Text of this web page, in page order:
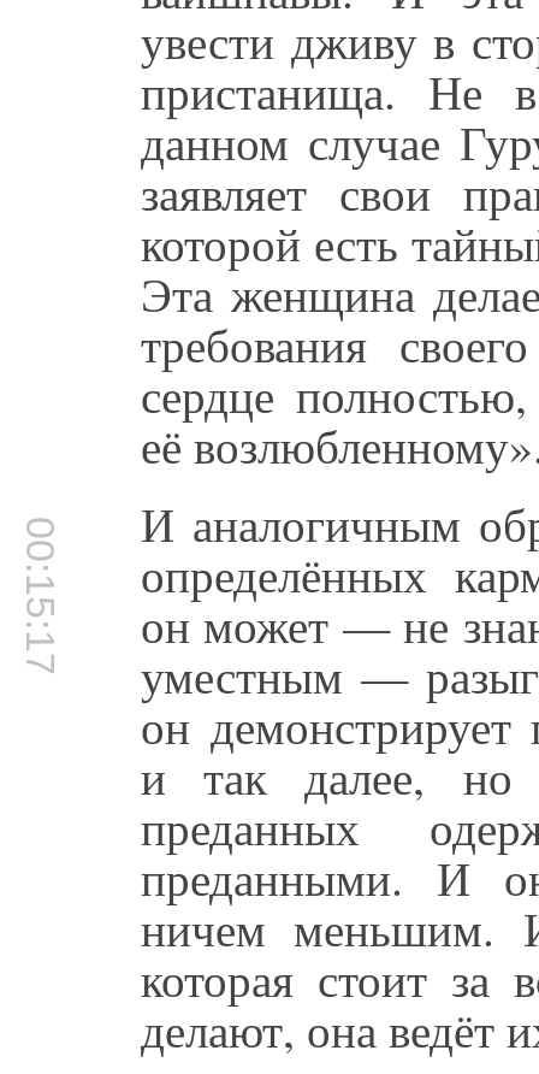
увести дживу в
пристанища. Не
данном случае
заявляет свои
которой есть
Эта женщина
требования
сердце
её
00:15:17 И аналогичным
определённых
он может — не
уместным —
он
и так далее, но
преданных
преданными. И
ничем меньшим.
которая стоит за
делают, она ведёт